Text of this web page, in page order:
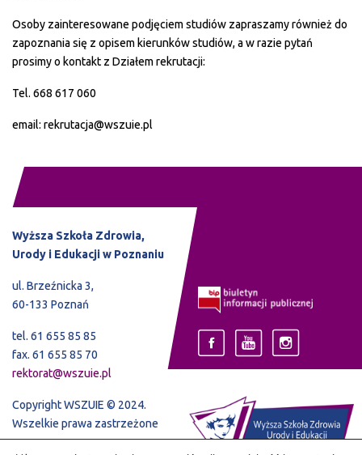
Osoby zainteresowane podjęciem studiów zapraszamy również do
zapoznania się z opisem kierunków studiów, a w razie pytań
prosimy o kontakt z Działem rekrutacji:
Tel. 668 617 060
email: rekrutacja@wszuie.pl
Wyższa Szkoła Zdrowia,
Urody i Edukacji w Poznaniu
ul. Brzeźnicka 3,
60-133 Poznań
tel. 61 655 85 85
fax. 61 655 85 70
rektorat@wszuie.pl
Copyright WSZUIE © 2024.
Wszelkie prawa zastrzeżone